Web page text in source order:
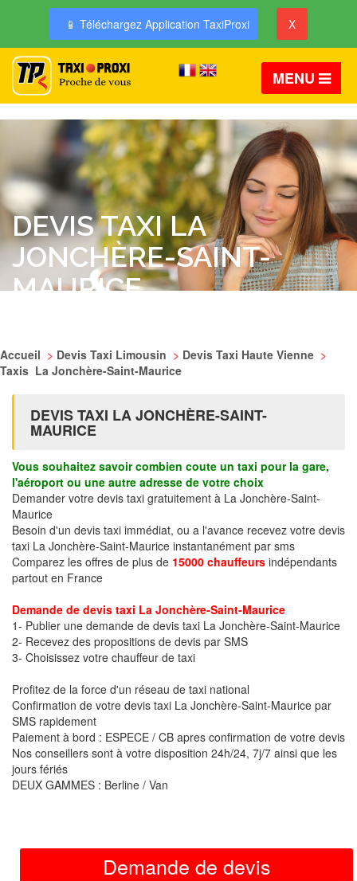
📱 Téléchargez Application TaxiProxi X
MENU
DEVIS TAXI LA
JONCHÈRE-SAINT-
MAURICE
Accueil > Devis Taxi Limousin > Devis Taxi Haute Vienne >
Taxis La Jonchère-Saint-Maurice
DEVIS TAXI LA JONCHÈRE-SAINT-
MAURICE
Vous souhaitez savoir combien coute un taxi pour la gare,
l'aéroport ou une autre adresse de votre choix
Demander votre devis taxi gratuitement à La Jonchère-Saint-
Maurice
Besoin d'un devis taxi immédiat, ou a l'avance recevez votre devis
taxi La Jonchère-Saint-Maurice instantanément par sms
Comparez les offres de plus de 15000 chauffeurs indépendants
partout en France
Demande de devis taxi La Jonchère-Saint-Maurice
1- Publier une demande de devis taxi La Jonchère-Saint-Maurice
2- Recevez des propositions de devis par SMS
3- Choisissez votre chauffeur de taxi
Profitez de la force d'un réseau de taxi national
Confirmation de votre devis taxi La Jonchère-Saint-Maurice par
SMS rapidement
Paiement à bord : ESPECE / CB apres confirmation de votre devis
Nos conseillers sont à votre disposition 24h/24, 7j/7 ainsi que les
jours fériés
DEUX GAMMES : Berline / Van
Demande de devis